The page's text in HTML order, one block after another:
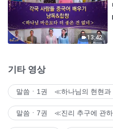
13:42
기타 영상
말씀ㆍ1권 ≪하나님의 현현과
말씀ㆍ7권 ≪진리 추구에 관